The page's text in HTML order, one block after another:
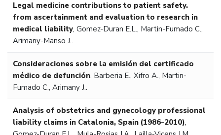
Legal medicine contributions to patient safety.
from ascertainment and evaluation to research in
medical liability,Gomez-Duran E.L., Martin-Fumado C.,
Arimany-Manso J..
Consideraciones sobre la emisión del certificado
médico de defunción, Barberia E., Xifro A., Martin-
Fumado C., Arimany J..
Analysis of obstetrics and gynecology professional
liability claims in Catalonia, Spain (1986-2010),